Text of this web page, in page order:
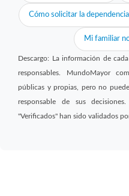
Cómo solicitar la dependencia
Mi familiar
Descargo: La información de
responsables. MundoMayor
públicas y propias, pero no
responsable de sus
"Verificados" han sido validados